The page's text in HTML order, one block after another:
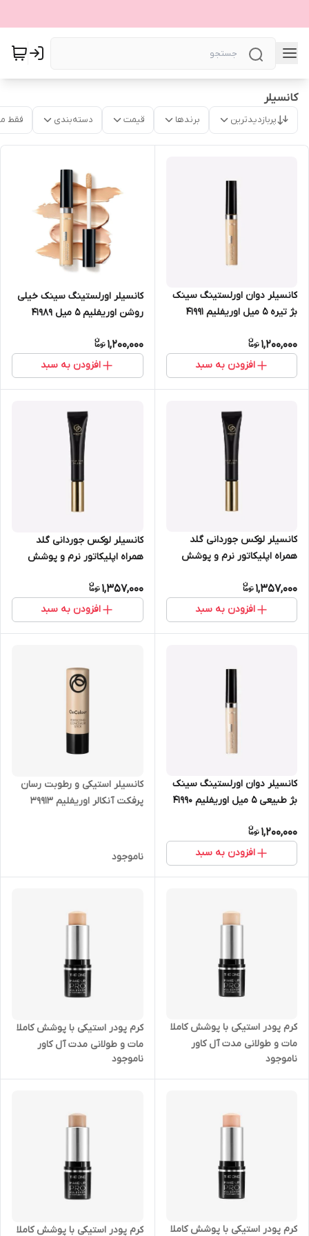
کانسیلر
پربازدیدترین برندها قیمت دسته‌بندی فقط
کانسیلر دوان اورلستینگ سینک
بژ تیره 5 میل اوریفلیم 41991
1,200,000
افزودن به سبد
کانسیلر اورلستینگ سینک خیلی
روشن اوریفلیم 5 میل 41989
1,200,000
افزودن به سبد
کانسیلر لوکس جوردانی گلد
همراه اپلیکاتور نرم و پوشش
1,357,000
افزودن به سبد
کانسیلر لوکس جوردانی گلد
همراه اپلیکاتور نرم و پوشش
1,357,000
افزودن به سبد
کانسیلر دوان اورلستینگ سینک
بژ طبیعی 5 میل اوریفلیم 41990
1,200,000
افزودن به سبد
کانسیلر استیکی و رطوبت رسان
پرفکت آنکالر اوریفلیم 39913
ناموجود
کرم پودر استیکی با پوشش کاملا
مات و طولانی مدت آل کاور
تخصصی دوان اوریفلیم 43368
ناموجود
کرم پودر استیکی با پوشش کاملا
مات و طولانی مدت آل کاور
تخصصی دوان اوریفلیم 43371
ناموجود
کرم پودر استیکی با پوشش کاملا کرم پودر استیکی با پوشش کاملا